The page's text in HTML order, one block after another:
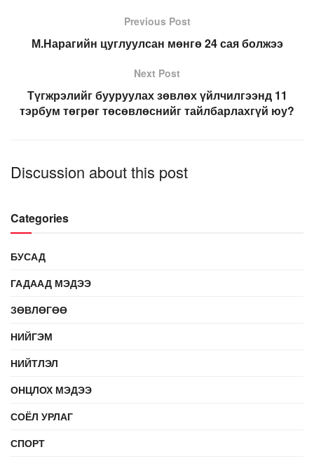
Previous Post
М.Нарагийн цуглуулсан мөнгө 24 сая болжээ
Next Post
Түгжрэлийг бууруулах зөвлөх үйлчилгээнд 11
тэрбум төгрөг төсөвлөснийг тайлбарлахгүй юу?
Discussion about this post
Categories
БУСАД
ГАДААД МЭДЭЭ
ЗӨВЛӨГӨӨ
НИЙГЭМ
НИЙТЛЭЛ
ОНЦЛОХ МЭДЭЭ
СОЁЛ УРЛАГ
СПОРТ